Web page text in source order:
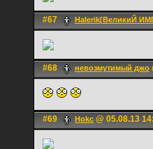
#67 Halerik[ВеликиЙ
#68 невозмутимый джо
#69 Hokc @ 05.08.13